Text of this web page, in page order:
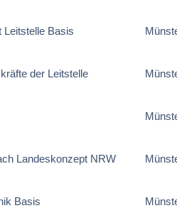
Leitstelle Basis
der Leitstelle
Landeskonzept NRW
Basis